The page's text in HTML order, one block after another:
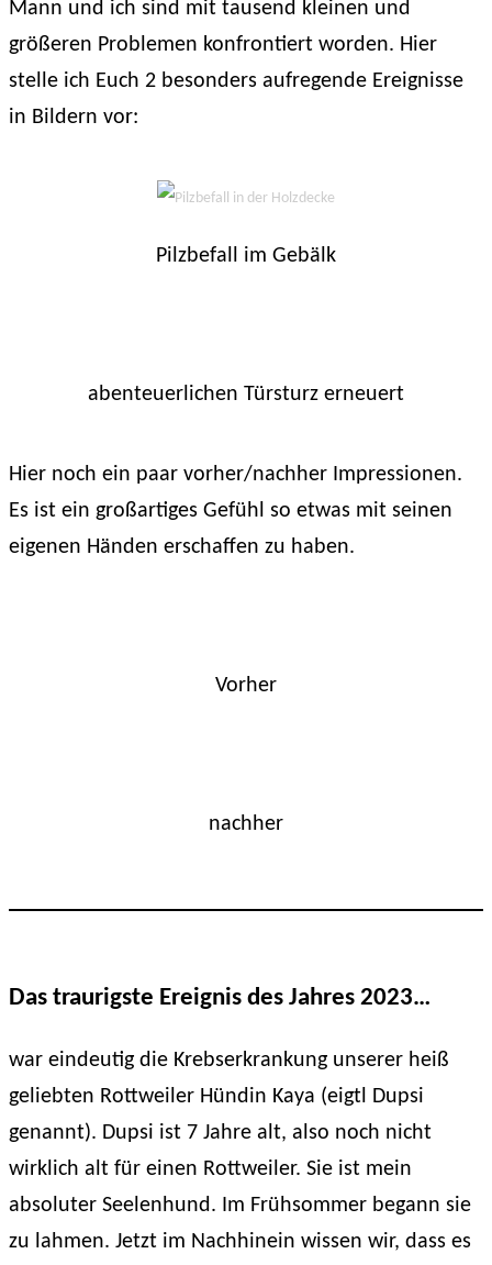
Mann und ich sind mit tausend kleinen und
größeren Problemen konfrontiert worden. Hier
stelle ich Euch 2 besonders aufregende Ereignisse
in Bildern vor:
Pilzbefall im Gebälk
abenteuerlichen Türsturz erneuert
Hier noch ein paar vorher/nachher Impressionen.
Es ist ein großartiges Gefühl so etwas mit seinen
eigenen Händen erschaffen zu haben.
Vorher
nachher
Das traurigste Ereignis des Jahres 2023…
war eindeutig die Krebserkrankung unserer heiß
geliebten Rottweiler Hündin Kaya (eigtl Dupsi
genannt). Dupsi ist 7 Jahre alt, also noch nicht
wirklich alt für einen Rottweiler. Sie ist mein
absoluter Seelenhund. Im Frühsommer begann sie
zu lahmen. Jetzt im Nachhinein wissen wir, dass es